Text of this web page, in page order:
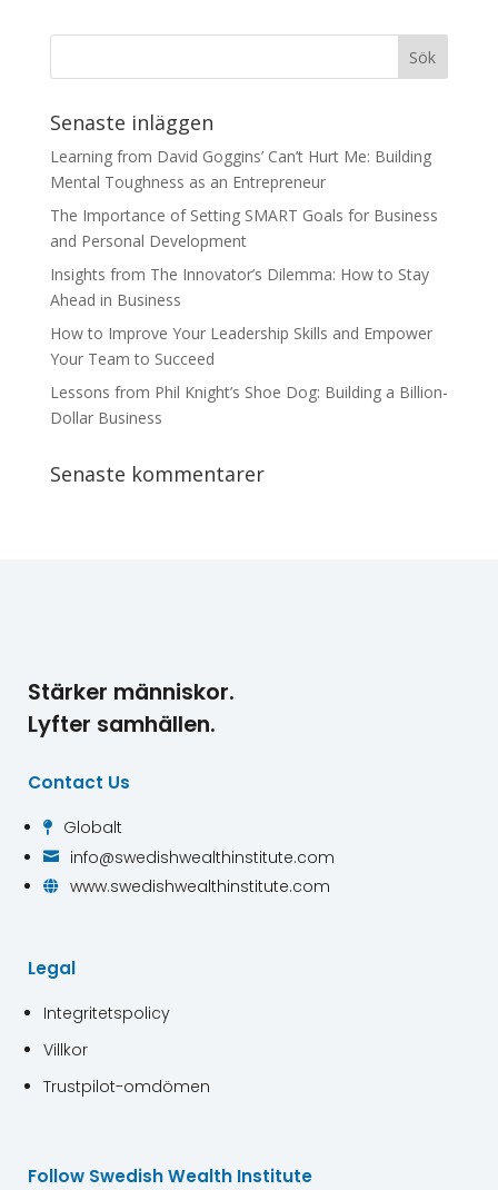
Senaste inläggen
Learning from David Goggins’ Can’t Hurt Me: Building
Mental Toughness as an Entrepreneur
The Importance of Setting SMART Goals for Business
and Personal Development
Insights from The Innovator’s Dilemma: How to Stay
Ahead in Business
How to Improve Your Leadership Skills and Empower
Your Team to Succeed
Lessons from Phil Knight’s Shoe Dog: Building a Billion-
Dollar Business
Senaste kommentarer
Stärker människor.
Lyfter samhällen.
Contact Us
 Globalt
 info@swedishwealthinstitute.com
 www.swedishwealthinstitute.com
Legal
Integritetspolicy
Villkor
Trustpilot-omdömen
Follow Swedish Wealth Institute